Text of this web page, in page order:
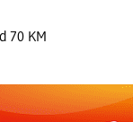
70 KM